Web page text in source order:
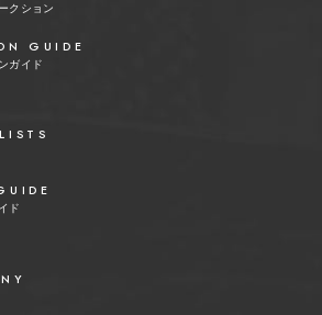
クション
GUIDE
ガイド
ド